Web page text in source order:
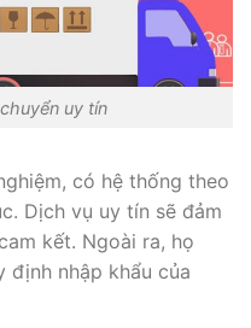
uy tín
có hệ thống theo
Dịch vụ uy tín sẽ đảm
kết. Ngoài ra, họ
định nhập khẩu của